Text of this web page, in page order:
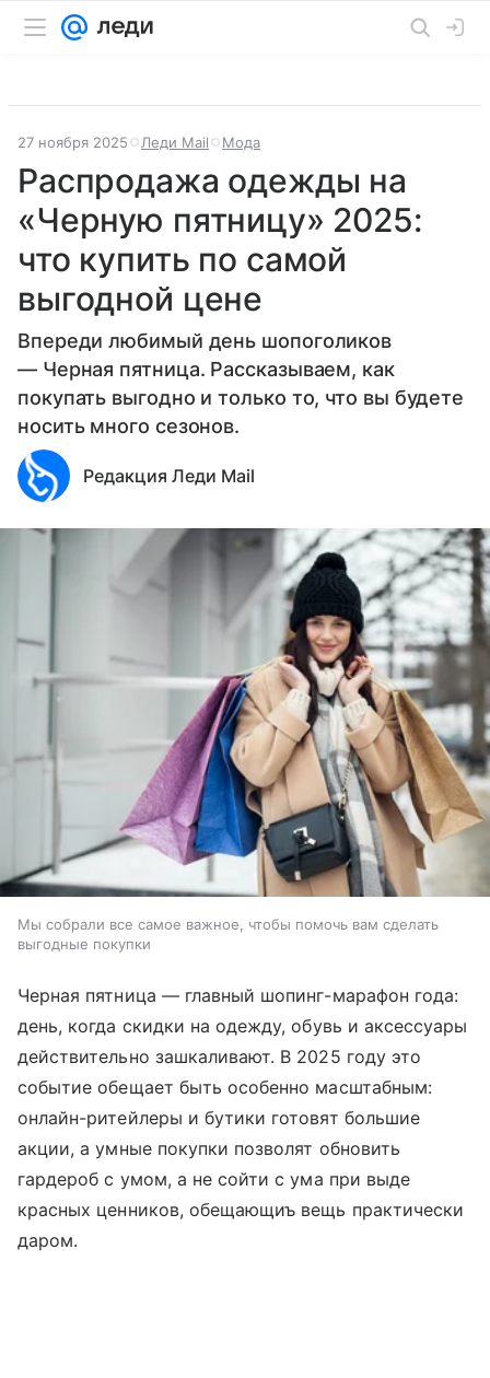
27 ноября 2025 Леди Mail Мода
Распродажа одежды на
«Черную пятницу» 2025:
что купить по самой
выгодной цене
Впереди любимый день шопоголиков
— Черная пятница. Рассказываем, как
покупать выгодно и только то, что вы будете
носить много сезонов.
Редакция Леди Mail
Мы собрали все самое важное, чтобы помочь вам сделать
выгодные покупки
Черная пятница — главный шопинг-марафон года:
день, когда скидки на одежду, обувь и аксессуары
действительно зашкаливают. В 2025 году это
событие обещает быть особенно масштабным:
онлайн-ритейлеры и бутики готовят большие
акции, а умные покупки позволят обновить
гардероб с умом, а не сойти с ума при выде
красных ценников, обещающиъ вещь практически
даром.